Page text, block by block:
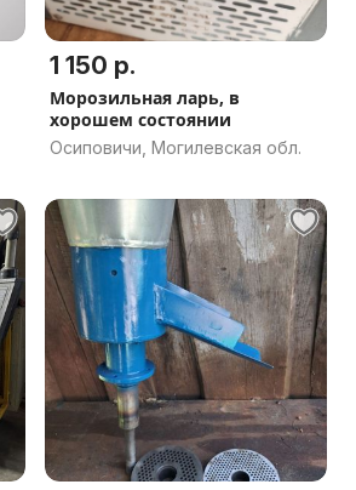
1 150 р.
Морозильная ларь, в
хорошем состоянии
Осиповичи, Могилевская обл.